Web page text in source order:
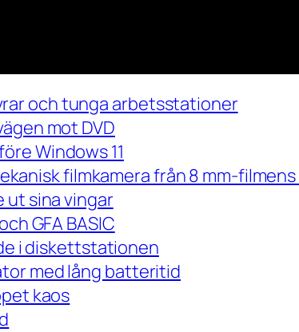
och tunga arbetsstationer
mot DVD
Windows 11
filmkamera från 8 mm-
ut sina vingar
GFA BASIC
i diskettstationen
med lång batteritid
kaos